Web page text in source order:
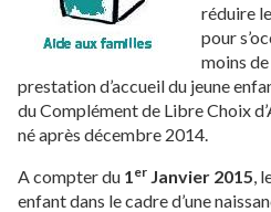
réduire
pour
moins
prestation d’accueil du jeune
du Complément de Libre Choix
né après décembre 2014.
A compter du 1er Janvier 2015,
enfant dans le cadre d’une